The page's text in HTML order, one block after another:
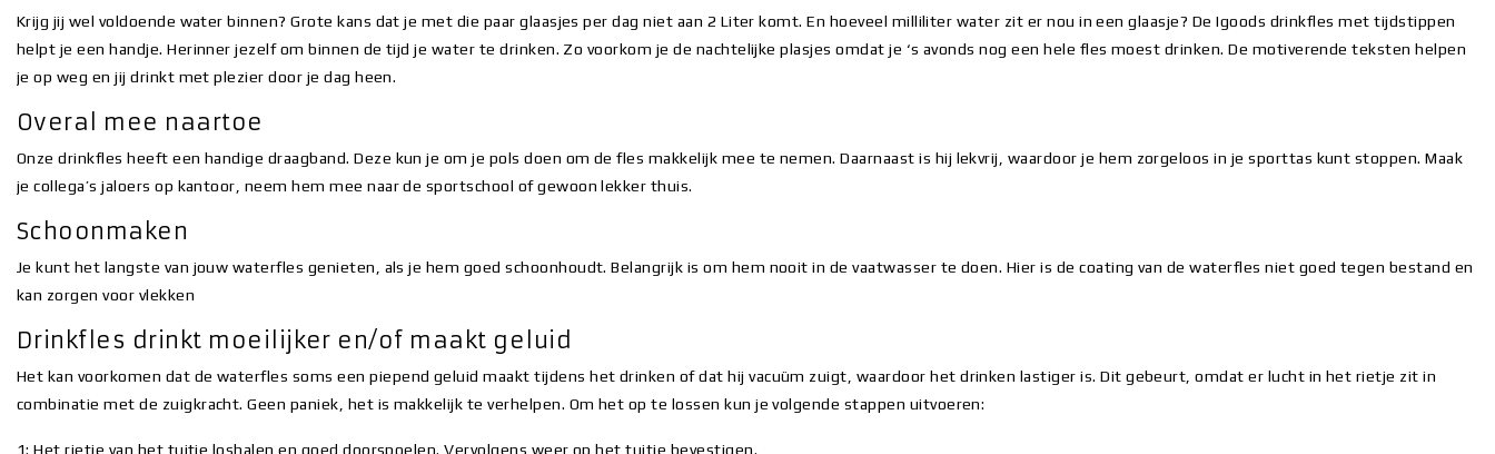
Krijg jij wel voldoende water binnen? Grote kans dat je met die paar glaasjes per dag niet aan 2 Liter komt. En hoeveel milliliter water zit er nou in een glaasje? De Igoods drinkfles met tijdstippen
helpt je een handje. Herinner jezelf om binnen de tijd je water te drinken. Zo voorkom je de nachtelijke plasjes omdat je ‘s avonds nog een hele fles moest drinken. De motiverende teksten helpen
je op weg en jij drinkt met plezier door je dag heen.
Overal mee naartoe
Onze drinkfles heeft een handige draagband. Deze kun je om je pols doen om de fles makkelijk mee te nemen. Daarnaast is hij lekvrij, waardoor je hem zorgeloos in je sporttas kunt stoppen. Maak
je collega’s jaloers op kantoor, neem hem mee naar de sportschool of gewoon lekker thuis.
Schoonmaken
Je kunt het langste van jouw waterfles genieten, als je hem goed schoonhoudt. Belangrijk is om hem nooit in de vaatwasser te doen. Hier is de coating van de waterfles niet goed tegen bestand en
kan zorgen voor vlekken
Drinkfles drinkt moeilijker en/of maakt geluid
Het kan voorkomen dat de waterfles soms een piepend geluid maakt tijdens het drinken of dat hij vacuüm zuigt, waardoor het drinken lastiger is. Dit gebeurt, omdat er lucht in het rietje zit in
combinatie met de zuigkracht. Geen paniek, het is makkelijk te verhelpen. Om het op te lossen kun je volgende stappen uitvoeren:
1: Het rietje van het tuitje loshalen en goed doorspoelen. Vervolgens weer op het tuitje bevestigen.